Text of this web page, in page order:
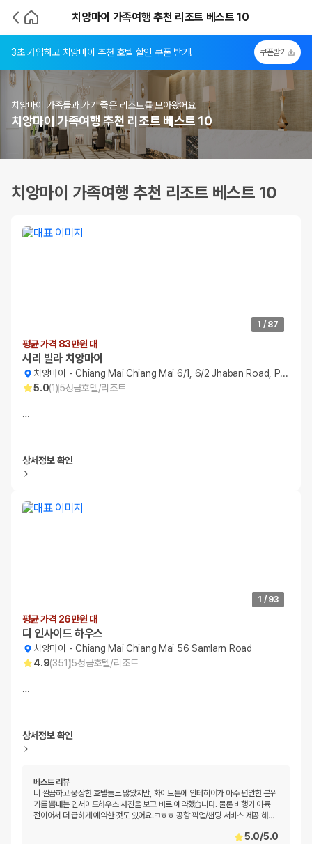
치앙마이 가족여행 추천 리조트 베스트 10
3초 가입하고 치앙마이 추천 호텔 할인 쿠폰 받기! 쿠폰받기
치앙마이 가족들과 가기 좋은 리조트를 모아왔어요
치앙마이 가족여행 추천 리조트 베스트 10
치앙마이 가족여행 추천 리조트 베스트 10
1 / 87
평균 가격 83만원 대
시리 빌라 치앙마이
치앙마이 -Chiang Mai Chiang Mai 6/1, 6/2 Jhaban Road, Phra Singh
5.0(1)5성급호텔/리조트
…
상세정보 확인
1 / 93
평균 가격 26만원 대
디 인사이드 하우스
치앙마이 -Chiang Mai Chiang Mai 56 Samlarn Road
4.9(351)5성급호텔/리조트
…
상세정보 확인
베스트 리뷰
더 깔끔하고 웅장한 호텔들도 많았지만, 화이트톤에 인테히어가 아주 편안한 분위
기를 뽐내는 인서이드하우스 사진을 보고 바로 예약했습니다. 물론 비행기 이륙
전이어서 더 급하게 예약한 것도 있어요.ㅋㅎㅎ 공항 픽업/샌딩 서비스 제공 해…
5.0/5.0